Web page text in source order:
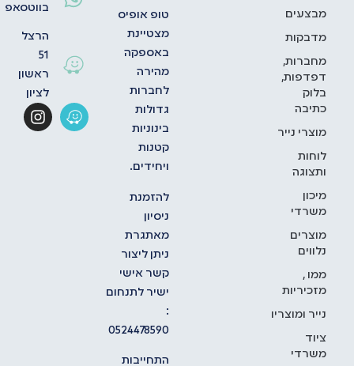
מבצעים
מדבקות
מחברות,
דפדפות,
בלוק
כתיבה
מוצרי נייר
לוחות
ותצוגה
מיכון
משרדי
מוצרים
נלווים
ממו ,
מזכיריות
נייר ומוצריו
ציוד
משרדי
טופ אופיס
מצטיינת
באספקה
מהירה
לחברות
גדולות
בינוניות
קטנות
ויחידים.
להזמנת
ניסיון
מאתגרת
ניתן ליצור
קשר אישי
ישיר לתנחום
:
0524478590
התחייבות
בווטסאפ
הרצל
51
ראשון
לציון